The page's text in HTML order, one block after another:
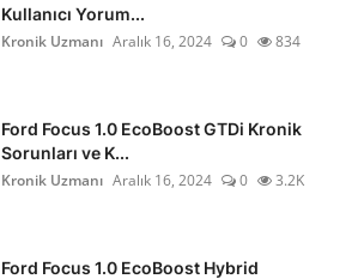
Kullanıcı Yorum...
Kronik Uzmanı Aralık 16, 2024 0 834
Ford Focus 1.0 EcoBoost GTDi Kronik
Sorunları ve K...
Kronik Uzmanı Aralık 16, 2024 0 3.2K
Ford Focus 1.0 EcoBoost Hybrid